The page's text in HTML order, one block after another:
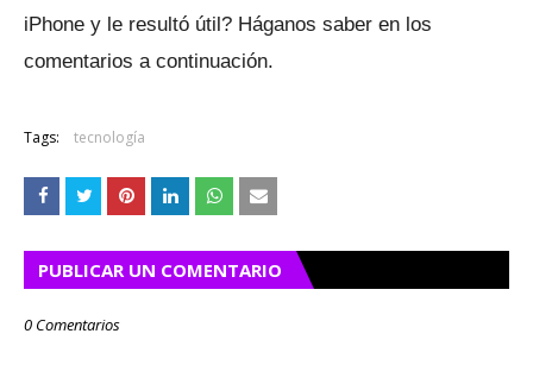
iPhone y le resultó útil? Háganos saber en los
comentarios a continuación.
Tags: tecnología
PUBLICAR UN COMENTARIO
0 Comentarios